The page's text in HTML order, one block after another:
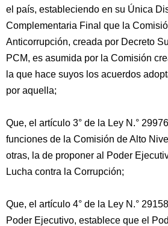
el país, estableciendo en su Única
Complementaria Final que la
Anticorrupción, creada por Decreto
PCM, es asumida por la Comisión
la que hace suyos los acuerdos
por aquella;
Que, el artículo 3° de la Ley N.°
funciones de la Comisión de Alto
otras, la de proponer al Poder
Lucha contra la Corrupción;
Que, el artículo 4° de la Ley N.°
Poder Ejecutivo, establece que el